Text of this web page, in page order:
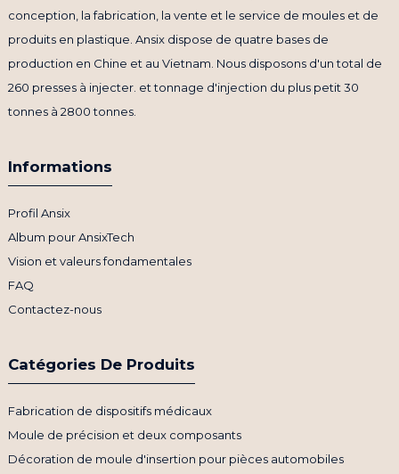
conception, la fabrication, la vente et le service de moules et de
produits en plastique. Ansix dispose de quatre bases de
production en Chine et au Vietnam. Nous disposons d'un total de
260 presses à injecter. et tonnage d'injection du plus petit 30
tonnes à 2800 tonnes.
Informations
Profil Ansix
Album pour AnsixTech
Vision et valeurs fondamentales
FAQ
Contactez-nous
Catégories De Produits
Fabrication de dispositifs médicaux
Moule de précision et deux composants
Décoration de moule d'insertion pour pièces automobiles